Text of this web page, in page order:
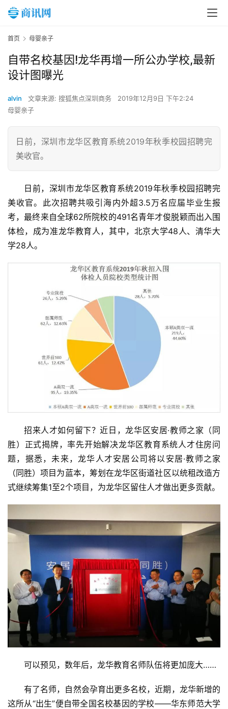
首页 母婴亲子
自带名校基因!龙华再增一所公办学校,最新
设计图曝光
alvin 文章来源: 搜狐焦点深圳商务
2019年12月9日 下午2:24
母婴亲子
日前，深圳市龙华区教育系统2019年秋季校园招聘完
美收官。
日前，深圳市龙华区教育系统2019年秋季校园招聘完
美收官。此次招聘共吸引海内外超3.5万名应届毕业生报
考，最终来自全球62所院校的491名青年才俊脱颖而出入围
体检，成为准龙华教育人，其中，北京大学48人、清华大
学28人。
招来人才如何留下？近日，龙华区安居·教师之家（同
胜）正式揭牌，率先开始解决龙华区教育系统人才住房问
题，据悉，未来，龙华人才安居公司将以安居·教师之家
（同胜）项目为蓝本，筹划在龙华区街道社区以统租改造方
式继续筹集1至2个项目，为龙华区留住人才做出更多贡献。
可以预见，数年后，龙华教育名师队伍将更加庞大……
有了名师，自然会孕育出更多名校，近期，龙华新增的
这所从“出生”便自带全国名校基因的学校——华东师范大学